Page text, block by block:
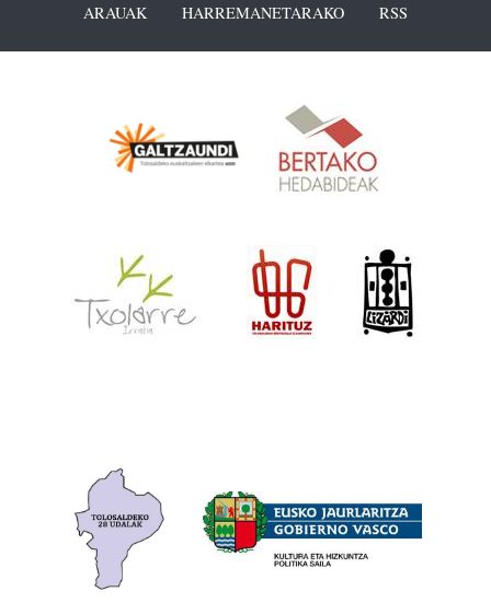
ARAUAK
HARREMANETARAKO RSS